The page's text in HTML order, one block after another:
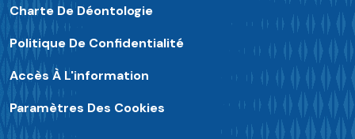
Charte De Déontologie
Politique De Confidentialité
Accès À L'information
Paramètres Des Cookies